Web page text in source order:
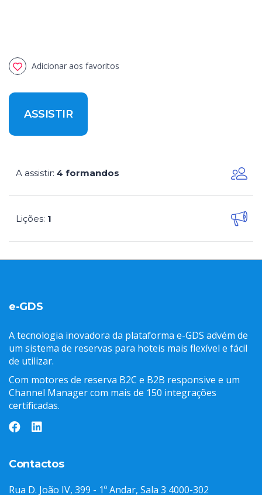
Adicionar aos favoritos
ASSISTIR
A assistir: 4 formandos
Lições: 1
e-GDS
A tecnologia inovadora da plataforma e-GDS advém de
um sistema de reservas para hoteis mais flexível e fácil
de utilizar.
Com motores de reserva B2C e B2B responsive e um
Channel Manager com mais de 150 integrações
certificadas.
Contactos
Rua D. João IV, 399 - 1º Andar, Sala 3 4000-302